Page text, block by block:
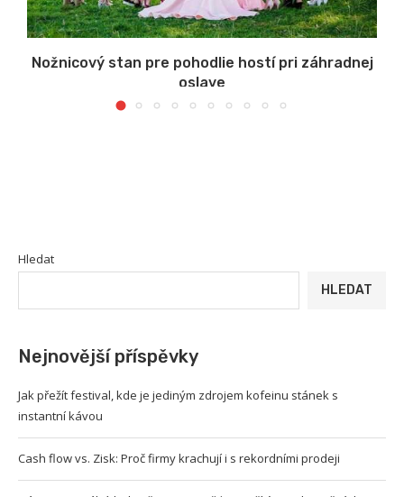
Nožnicový stan pre pohodlie hostí pri záhradnej
oslave
Hledat
HLEDAT
Nejnovější příspěvky
Jak přežít festival, kde je jediným zdrojem kofeinu stánek s
instantní kávou
Cash flow vs. Zisk: Proč firmy krachují i s rekordními prodeji